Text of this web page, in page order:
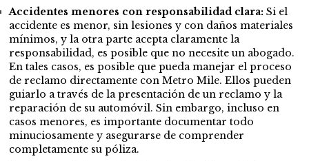
Accidentes menores con responsabilidad clara: Si el
accidente es menor, sin lesiones y con daños materiales
mínimos, y la otra parte acepta claramente la
responsabilidad, es posible que no necesite un abogado.
En tales casos, es posible que pueda manejar el proceso
de reclamo directamente con Metro Mile. Ellos pueden
guiarlo a través de la presentación de un reclamo y la
reparación de su automóvil. Sin embargo, incluso en
casos menores, es importante documentar todo
minuciosamente y asegurarse de comprender
completamente su póliza.